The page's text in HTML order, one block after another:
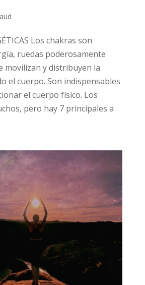
Los chakras son
ruedas poderosamente
movilizan y distribuyen la
el cuerpo. Son indispensables
el cuerpo físico. Los
pero hay 7 principales a